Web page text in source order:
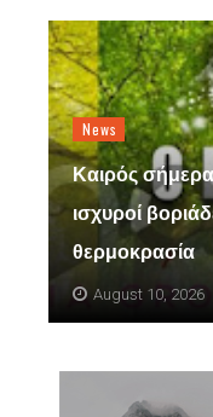
News
Καιρός
ισχυροί
θερμοκρασία
August 10, 2026